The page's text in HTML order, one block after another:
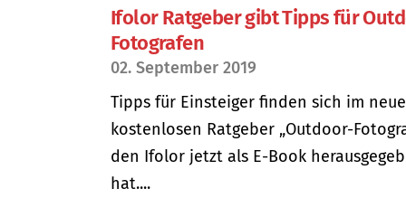
Ifolor Ratgeber gibt Tipps für
Fotografen
02. September 2019
Tipps für Einsteiger finden sich im
kostenlosen Ratgeber „Outdoor-
den Ifolor jetzt als E-Book
hat....